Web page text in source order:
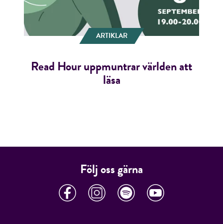
ARTIKLAR
Read Hour uppmuntrar världen att
läsa
Följ oss gärna